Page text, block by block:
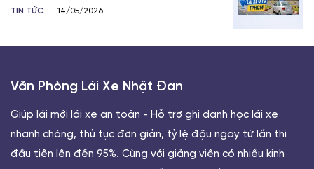
TIN TỨC 14/05/2026
Văn Phòng Lái Xe Nhật Đan
Giúp lái mới lái xe an toàn - Hỗ trợ ghi danh học lái xe
nhanh chóng, thủ tục đơn giản, tỷ lệ đậu ngay từ lần thi
đầu tiên lên đến 95%. Cùng với giảng viên có nhiều kinh